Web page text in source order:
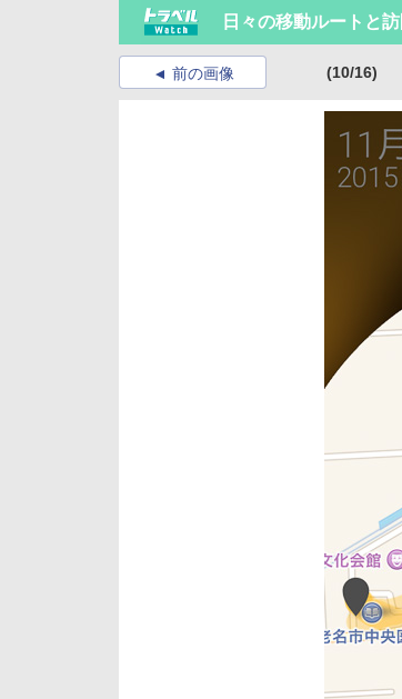
日々の移動ルートと
前の画像 (10/16)